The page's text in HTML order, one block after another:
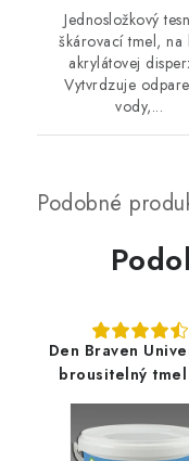
Jednosložkový
škárovací tmel, na
akrylátovej
Vytvrdzuje
vody,...
Den Braven
brousitelný